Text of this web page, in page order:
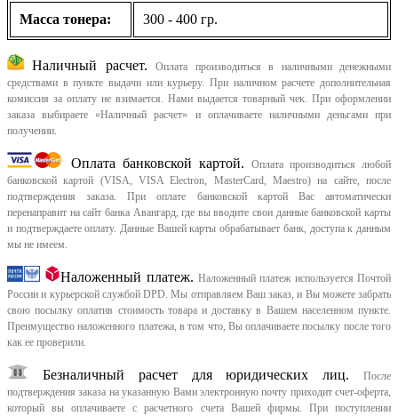
Масса тонера: 300 - 400 гр.
Наличный расчет.
Оплата производиться в наличными денежными
средствами в пункте выдачи или курьеру. При наличном расчете дополнительная
комиссия за оплату не взимается. Нами выдается товарный чек. При оформлении
заказа выбираете «Наличный расчет» и оплачиваете наличными деньгами при
получении.
Оплата банковской картой.
Оплата производиться любой
банковской картой (VISA, VISA Electron, MasterCard, Maestro) на сайте, после
подтверждения заказа. При оплате банковской картой Вас автоматически
перенаправит на сайт банка Авангард, где вы вводите свои данные банковской карты
и подтверждаете оплату. Данные Вашей карты обрабатывает банк, доступа к данным
мы не имеем.
Наложенный платеж. Наложенный платеж используется Почтой
России и курьерской службой DPD. Мы отправляем Ваш заказ, и Вы можете забрать
свою посылку оплатив стоимость товара и доставку в Вашем населенном пункте.
Преимущество наложенного платежа, в том что, Вы оплачиваете посылку после того
как ее проверили.
Безналичный расчет для юридических лиц.
После
подтверждения заказа на указанную Вами электронную почту приходит счет-оферта,
который вы оплачиваете с расчетного счета Вашей фирмы. При поступлении